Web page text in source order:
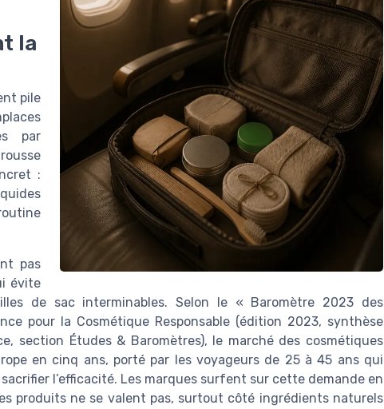
la
pile
par
:
pas
évite
de sac interminables. Selon le « Baromètre 2023 des
pour la Cosmétique Responsable (édition 2023, synthèse
section Études & Baromètres), le marché des cosmétiques
en cinq ans, porté par les voyageurs de 25 à 45 ans qui
l’efficacité. Les marques surfent sur cette demande en
produits ne se valent pas, surtout côté ingrédients naturels